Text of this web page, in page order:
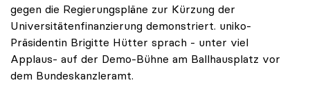
gegen die Regierungspläne zur Kürzung der
Universitätenfinanzierung demonstriert. uniko-
Präsidentin Brigitte Hütter sprach - unter viel
Applaus- auf der Demo-Bühne am Ballhausplatz vor
dem Bundeskanzleramt.